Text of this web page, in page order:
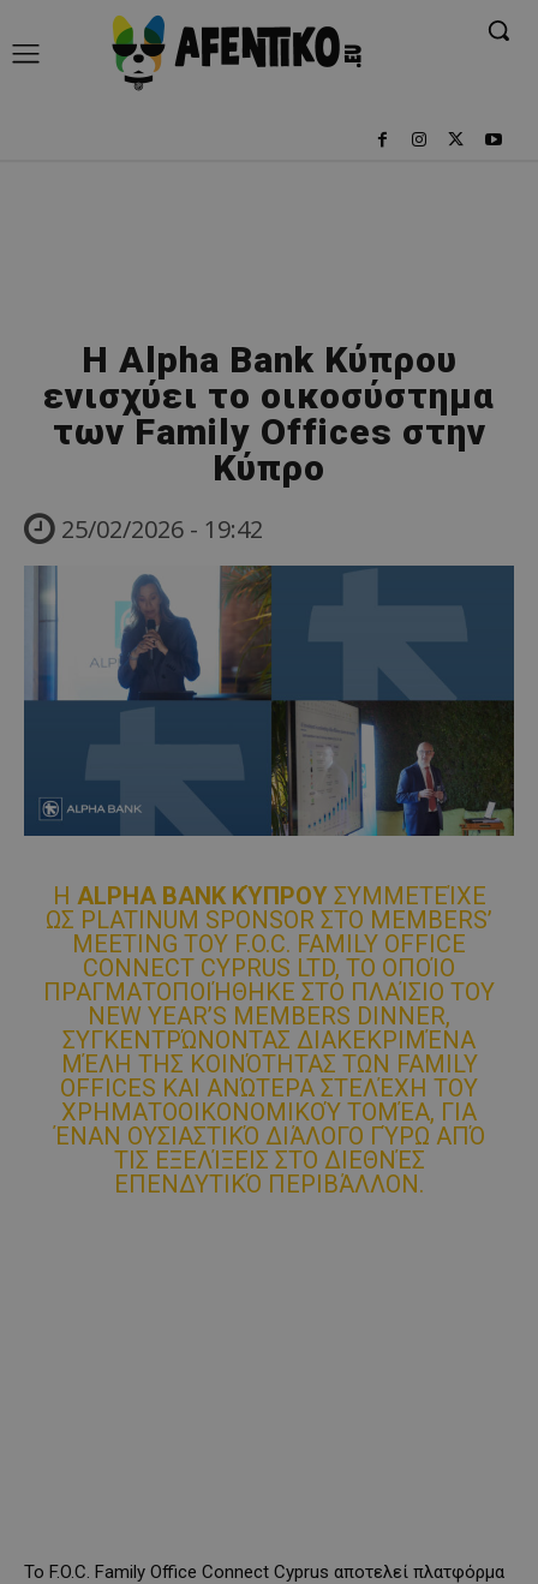
Η Alpha Bank Κύπρου
ενισχύει το οικοσύστημα
των Family Offices στην
Κύπρο
25/02/2026 - 19:42
Η ALPHA BANK ΚΎΠΡΟΥΣΥΜΜΕΤΕΊΧΕ
ΩΣ PLATINUM SPONSOR ΣΤΟ MEMBERS’
MEETING ΤΟΥ F.O.C. FAMILY OFFICE
CONNECT CYPRUS LTD, ΤΟ ΟΠΟΊΟ
ΠΡΑΓΜΑΤΟΠΟΙΉΘΗΚΕ ΣΤΟ ΠΛΑΊΣΙΟ ΤΟΥ
NEW YEAR’S MEMBERS DINNER,
ΣΥΓΚΕΝΤΡΏΝΟΝΤΑΣ ΔΙΑΚΕΚΡΙΜΈΝΑ
ΜΈΛΗ ΤΗΣ ΚΟΙΝΌΤΗΤΑΣ ΤΩΝ FAMILY
OFFICES ΚΑΙ ΑΝΏΤΕΡΑ ΣΤΕΛΈΧΗ ΤΟΥ
ΧΡΗΜΑΤΟΟΙΚΟΝΟΜΙΚΟΎ ΤΟΜΈΑ, ΓΙΑ
ΈΝΑΝ ΟΥΣΙΑΣΤΙΚΌ ΔΙΆΛΟΓΟ ΓΎΡΩ ΑΠΌ
ΤΙΣ ΕΞΕΛΊΞΕΙΣ ΣΤΟ ΔΙΕΘΝΈΣ
ΕΠΕΝΔΥΤΙΚΌ ΠΕΡΙΒΆΛΛΟΝ.
Το F.O.C. Family Office Connect Cyprus αποτελεί πλατφόρμα